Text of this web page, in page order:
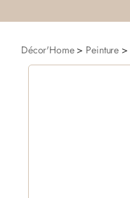
Décor'Home> Peinture >